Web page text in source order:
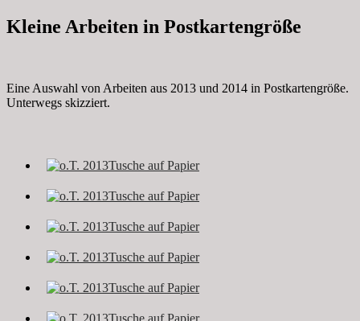
Kleine Arbeiten in Postkartengröße
Eine Auswahl von Arbeiten aus 2013 und 2014 in Postkartengröße.
Unterwegs skizziert.